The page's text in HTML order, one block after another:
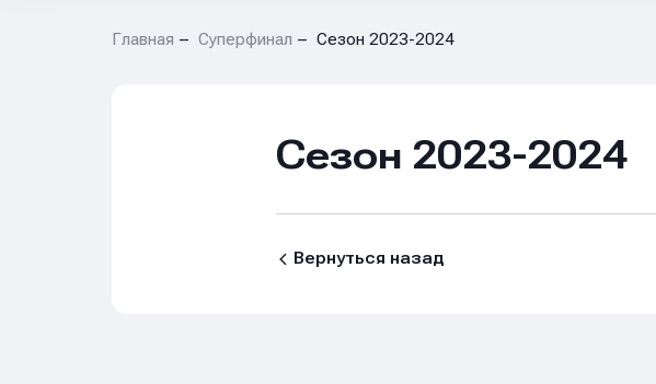
Главная Суперфинал Сезон 2023-2024
Сезон 2023-2024
Вернуться назад